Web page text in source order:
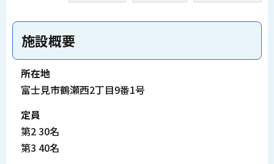
施設概要
所在地
富士見市鶴瀬西2丁目9番1号
定員
第2 30名
第3 40名